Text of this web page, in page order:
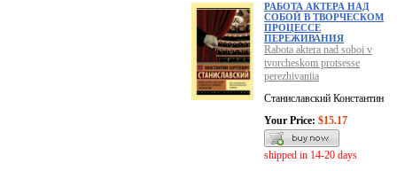
РАБОТА АКТЕРА НАД
СОБОЙ В ТВОРЧЕСКОМ
ПРОЦЕССЕ
ПЕРЕЖИВАНИЯ
Rabota aktera nad soboi v
tvorcheskom protsesse
perezhivaniia
Станиславский Константин
Your Price: $15.17
shipped in 14-20 days